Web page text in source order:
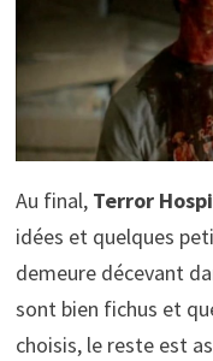
Au final, Terror
idées et quelques
demeure décevant
sont bien fichus et
choisis, le reste est